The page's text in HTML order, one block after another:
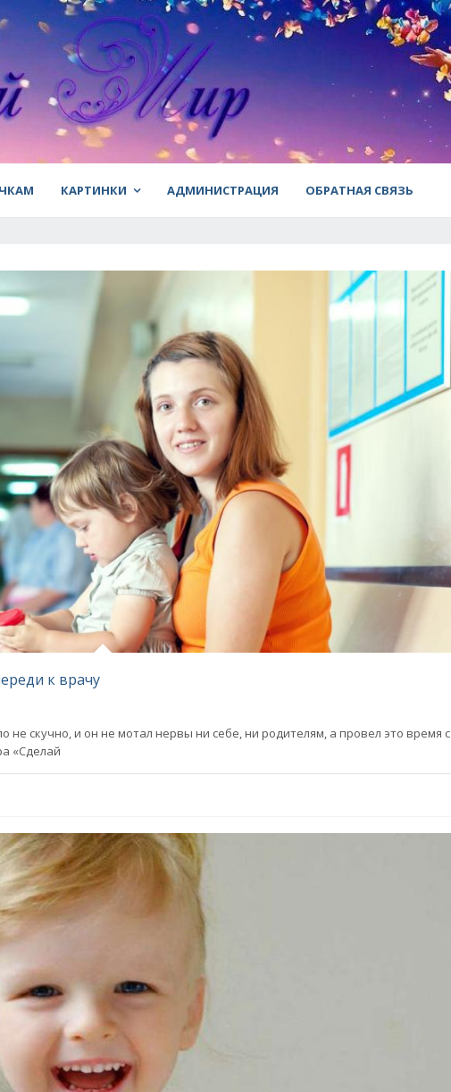
КАРТИНКИ АДМИНИСТРАЦИЯ ОБРАТНАЯ СВЯЗЬ
к врачу
скучно, и он не мотал нервы ни себе, ни родителям, а провел это время с
«Сделай